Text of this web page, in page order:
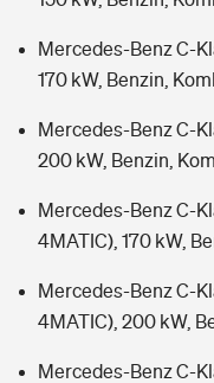
Mercedes-Benz C-
170 kW, Benzin,
Mercedes-Benz C-
200 kW, Benzin,
Mercedes-Benz C-
4MATIC), 170 kW,
Mercedes-Benz C-
4MATIC), 200 kW,
Mercedes-Benz C-